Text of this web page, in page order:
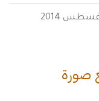
صورة